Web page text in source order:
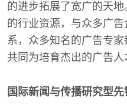
的进步拓展了宽广的天
的行业资源，与众多广
系，众多知名的广告专
共同为培育杰出的广告人
国际新闻与传播研究型先